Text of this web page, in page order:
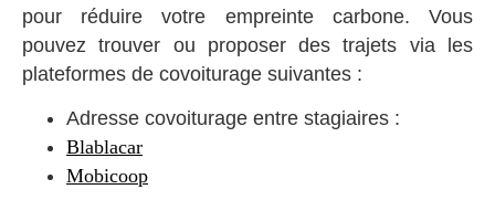
pour réduire votre empreinte carbone. Vous
pouvez trouver ou proposer des trajets via les
plateformes de covoiturage suivantes :
Adresse covoiturage entre stagiaires :
Blablacar
Mobicoop